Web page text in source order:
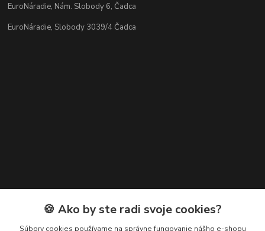
EuroNáradie, Nám. Slobody 6, Čadca
EuroNáradie, Slobody 3039/4 Čadca
Kontakty
Zákaznícka podpora EuroNáradie
🍪 Ako by ste radi svoje cookies?
Súbory cookies používame na správne fungovanie nášho e-shopu